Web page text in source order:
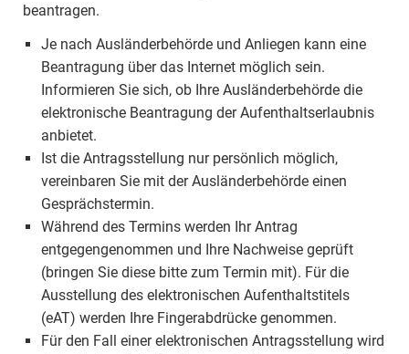
beantragen.
Je nach Ausländerbehörde und Anliegen kann eine
Beantragung über das Internet möglich sein.
Informieren Sie sich, ob Ihre Ausländerbehörde die
elektronische Beantragung der Aufenthaltserlaubnis
anbietet.
Ist die Antragsstellung nur persönlich möglich,
vereinbaren Sie mit der Ausländerbehörde einen
Gesprächstermin.
Während des Termins werden Ihr Antrag
entgegengenommen und Ihre Nachweise geprüft
(bringen Sie diese bitte zum Termin mit). Für die
Ausstellung des elektronischen Aufenthaltstitels
(eAT) werden Ihre Fingerabdrücke genommen.
Für den Fall einer elektronischen Antragsstellung wird